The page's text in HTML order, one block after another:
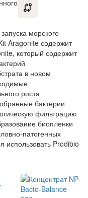
морского
Aragonite содержит
который содержит
в новом
роста
бактерии
фильтрацию
биопленки
патогенных
использовать Prodibio